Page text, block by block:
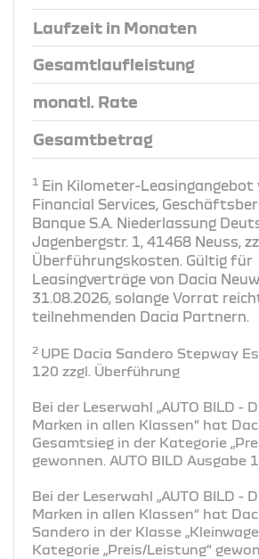
Laufzeit in Monaten
Gesamtlaufleistung
monatl. Rate
Gesamtbetrag
1 Ein Kilometer-Leasingangebot
Financial Services,
Banque S.A. Niederlassung
Jagenbergstr. 1, 41468 Neuss,
Überführungskosten. Gültig für
Leasingverträge von Dacia
31.08.2026, solange Vorrat
teilnehmenden Dacia Partnern.
2 UPE Dacia Sandero Stepway
120 zzgl. Überführung
Bei der Leserwahl „AUTO BILD -
Marken in allen Klassen“ hat
Gesamtsieg in der Kategorie
gewonnen. AUTO BILD Ausgabe
Bei der Leserwahl „AUTO BILD -
Marken in allen Klassen“ hat
Sandero in der Klasse
Kategorie „Preis/Leistung“